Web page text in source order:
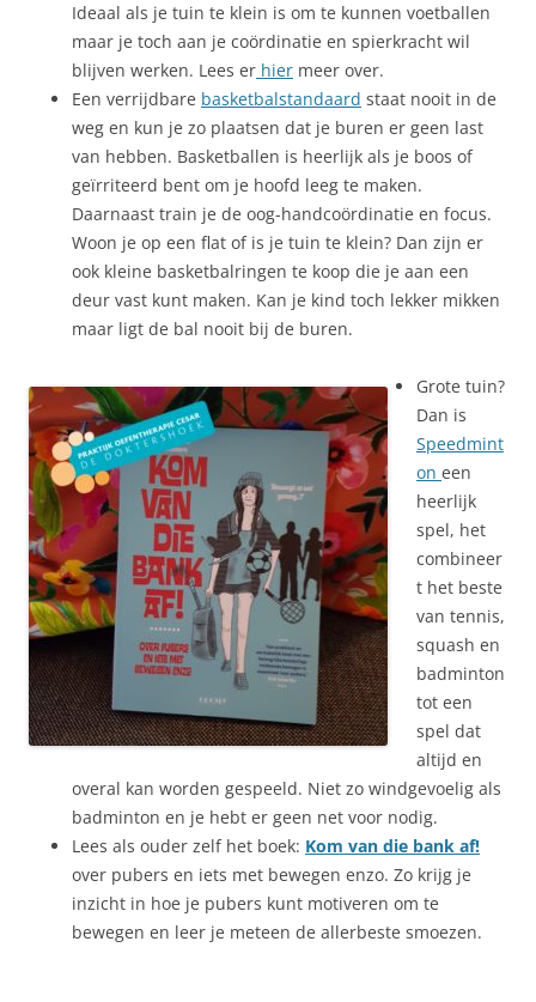
Ideaal als je tuin te klein is om te kunnen voetballen
maar je toch aan je coördinatie en spierkracht wil
blijven werken. Lees er hier meer over.
Een verrijdbare basketbalstandaard staat nooit in de
weg en kun je zo plaatsen dat je buren er geen last
van hebben. Basketballen is heerlijk als je boos of
geïrriteerd bent om je hoofd leeg te maken.
Daarnaast train je de oog-handcoördinatie en focus.
Woon je op een flat of is je tuin te klein? Dan zijn er
ook kleine basketbalringen te koop die je aan een
deur vast kunt maken. Kan je kind toch lekker mikken
maar ligt de bal nooit bij de buren.
Grote tuin?
Dan is
Speedmint
on een
heerlijk
spel, het
combineer
t het beste
van tennis,
squash en
badminton
tot een
spel dat
altijd en
overal kan worden gespeeld. Niet zo windgevoelig als
badminton en je hebt er geen net voor nodig.
Lees als ouder zelf het boek: Kom van die bank af!
over pubers en iets met bewegen enzo. Zo krijg je
inzicht in hoe je pubers kunt motiveren om te
bewegen en leer je meteen de allerbeste smoezen.